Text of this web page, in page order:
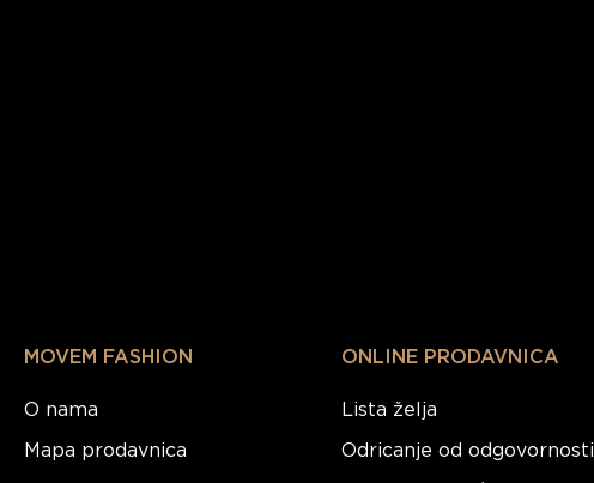
MOVEM FASHION
O nama
Mapa prodavnica
ONLINE PRODAVNICA
Lista želja
Odricanje od odgovornosti